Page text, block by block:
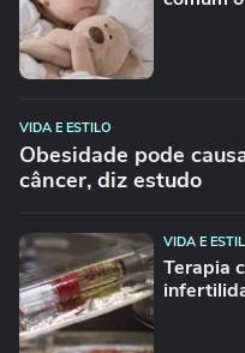
VIDA E ESTILO
Obesidade pode
câncer, diz estudo
VIDA E
Terapia